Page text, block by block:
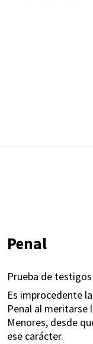
Penal
Prueba de
Es improcedente
Penal al meritarse
Menores, desde
ese carácter.